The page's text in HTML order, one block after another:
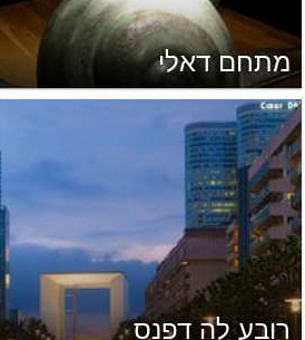
מתחם דאלי
רובע לה דפנס